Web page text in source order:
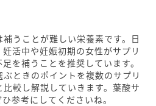
うことが難しい栄養素です。日
活中や妊娠初期の女性がサプリ
を補うことを推奨しています。
ときのポイントを複数のサプリ
較し解説していきます。葉酸サ
参考にしてくださいね。